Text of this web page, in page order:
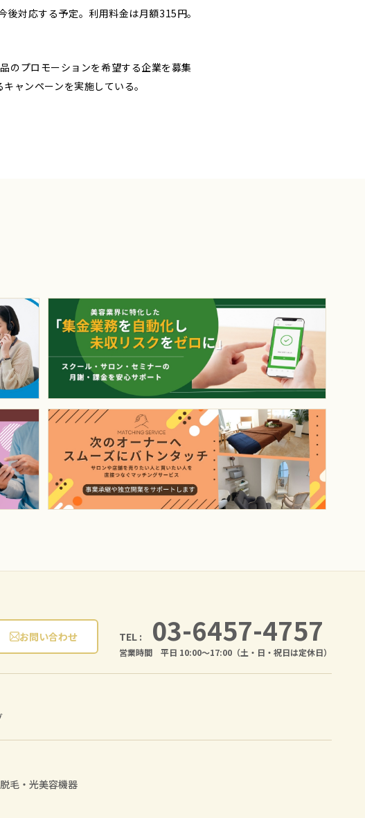
対応する予定。利用料金は月額315円。
のプロモーションを希望する企業を募集
ャンペーンを実施している。
お問い合わせ TEL : 03-6457-4757
営業時間 平日 10:00〜17:00（土・日・祝日は定休日）
脱毛・光美容機器